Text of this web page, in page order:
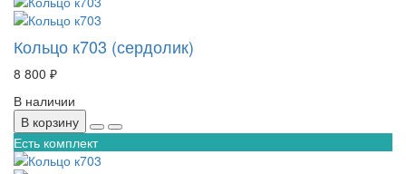
Кольцо к703 (сердолик)
8 800 ₽
В наличии
В корзину
Есть комплект